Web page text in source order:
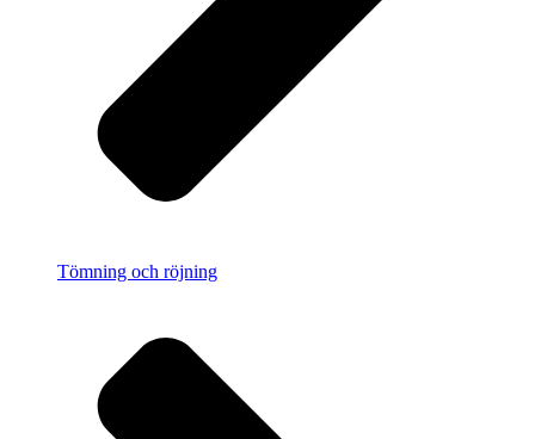
Tömning och röjning